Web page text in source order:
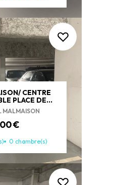
CENTRE
PLACE DE
PARKING BOXABLE
MALMAISON
€
0 chambre(s)